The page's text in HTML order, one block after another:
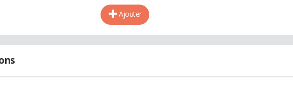
Ajouter